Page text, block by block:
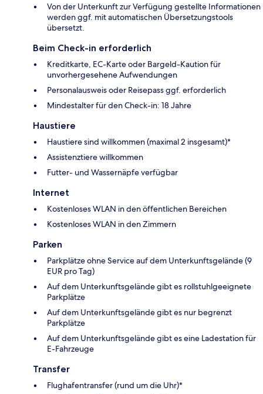
Von der Unterkunft zur Verfügung gestellte Informationen
werden ggf. mit automatischen Übersetzungstools
übersetzt.
Beim Check-in erforderlich
Kreditkarte, EC-Karte oder Bargeld-Kaution für
unvorhergesehene Aufwendungen
Personalausweis oder Reisepass ggf. erforderlich
Mindestalter für den Check-in: 18 Jahre
Haustiere
Haustiere sind willkommen (maximal 2 insgesamt)*
Assistenztiere willkommen
Futter- und Wassernäpfe verfügbar
Internet
Kostenloses WLAN in den öffentlichen Bereichen
Kostenloses WLAN in den Zimmern
Parken
Parkplätze ohne Service auf dem Unterkunftsgelände (9
EUR pro Tag)
Auf dem Unterkunftsgelände gibt es rollstuhlgeeignete
Parkplätze
Auf dem Unterkunftsgelände gibt es nur begrenzt
Parkplätze
Auf dem Unterkunftsgelände gibt es eine Ladestation für
E-Fahrzeuge
Transfer
Flughafentransfer (rund um die Uhr)*